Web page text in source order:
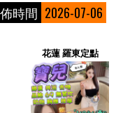
時間 2026-07-06
花蓮 羅東定點